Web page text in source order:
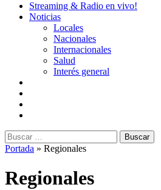
Streaming & Radio en vivo!
Noticias
Locales
Nacionales
Internacionales
Salud
Interés general
Buscar:
Portada » Regionales
Regionales